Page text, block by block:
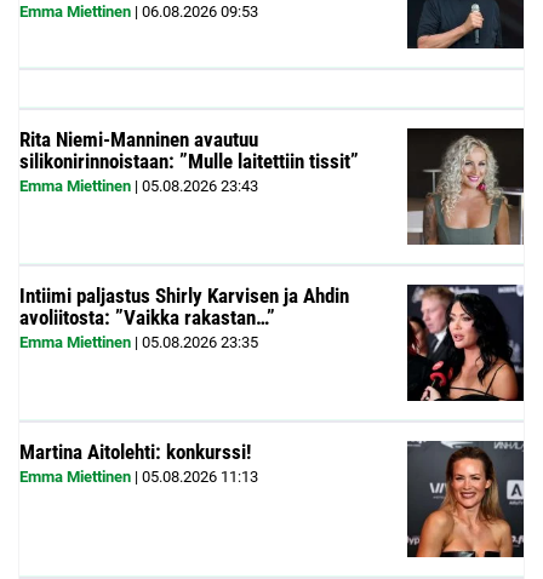
Emma Miettinen | 06.08.2026 09:53
Rita Niemi-Manninen avautuu
silikonirinnoistaan: ”Mulle laitettiin tissit”
Emma Miettinen | 05.08.2026 23:43
Intiimi paljastus Shirly Karvisen ja Ahdin
avoliitosta: ”Vaikka rakastan…”
Emma Miettinen | 05.08.2026 23:35
Martina Aitolehti: konkurssi!
Emma Miettinen | 05.08.2026 11:13